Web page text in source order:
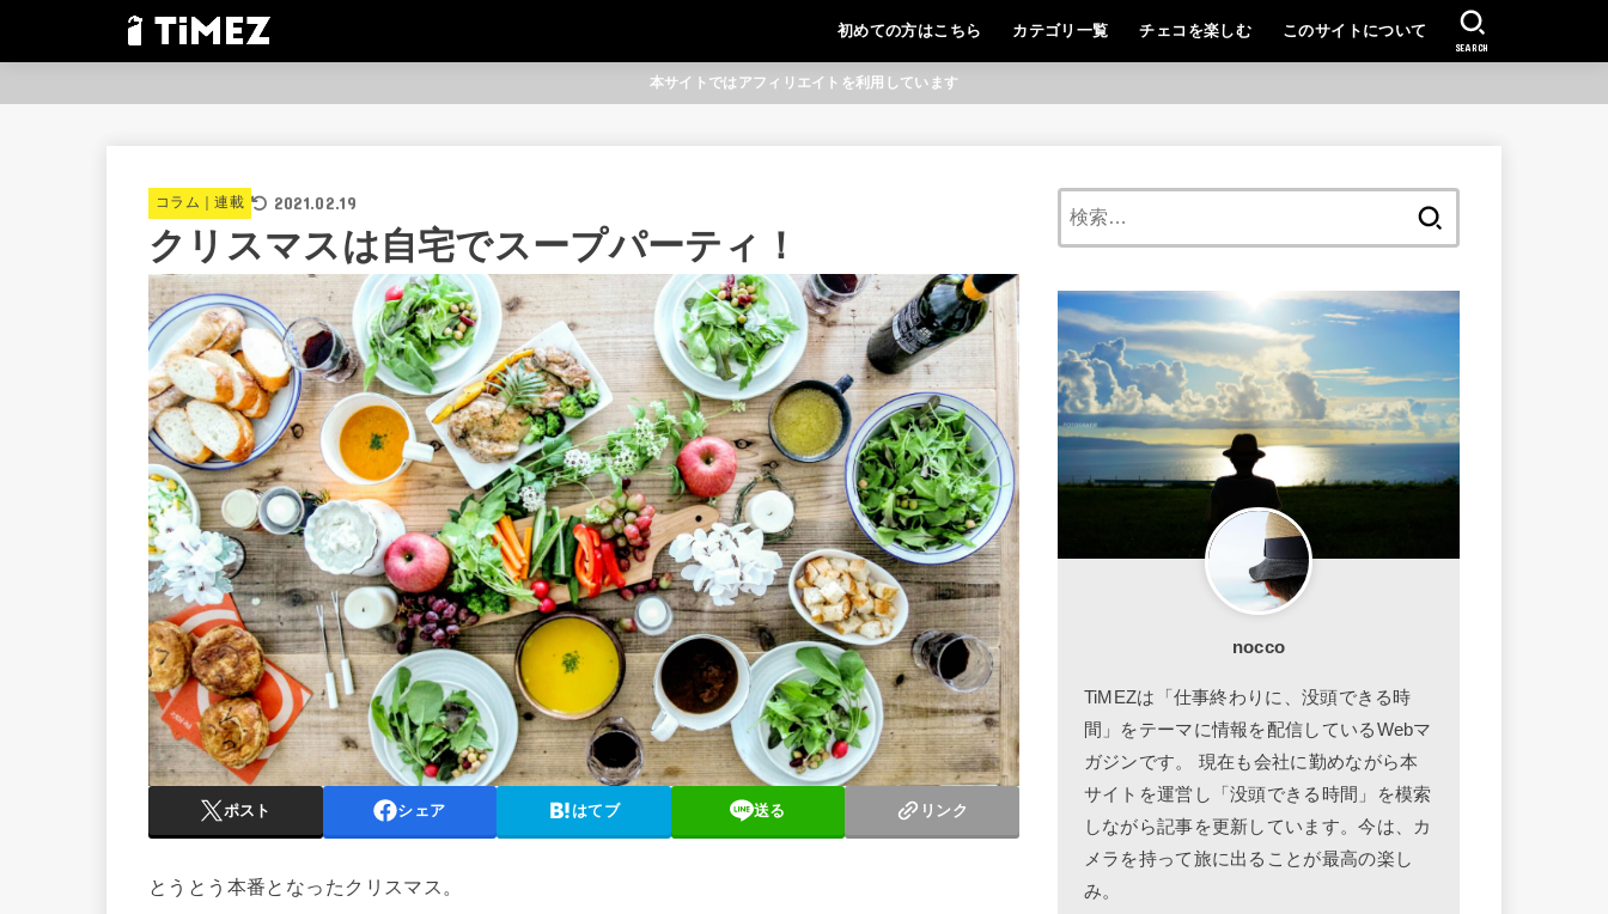
初めての方はこちら カテゴリ一覧 チェコを楽しむ このサイトについて
SEARCH
本サイトではアフィリエイトを利用しています
コラム｜連載 2021.02.19
クリスマスは自宅でスープパーティ！
ポスト シェア はてブ 送る リンク
とうとう本番となったクリスマス。
nocco
TiMEZは「仕事終わりに、没頭できる時
間」をテーマに情報を配信しているWebマ
ガジンです。 現在も会社に勤めながら本
サイトを運営し「没頭できる時間」を模索
しながら記事を更新しています。今は、カ
メラを持って旅に出ることが最高の楽し
み。